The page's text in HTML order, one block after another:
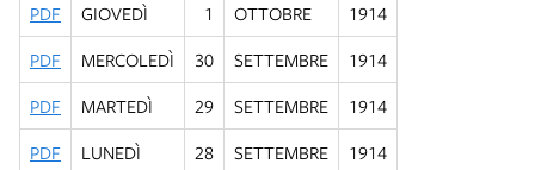
PDF
GIOVEDÌ 1 OTTOBRE
1914
PDF
MERCOLEDÌ 30 SETTEMBRE
1914
PDF
MARTEDÌ 29 SETTEMBRE
1914
PDF
LUNEDÌ 28 SETTEMBRE
1914